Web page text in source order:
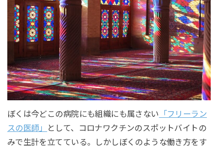
ぼくは今どこの病院にも組織にも属さない 「フリーラン
スの医師」
として、コロナワクチンのスポットバイトの
みで生計を立てている。しかしぼくのような働き方をす